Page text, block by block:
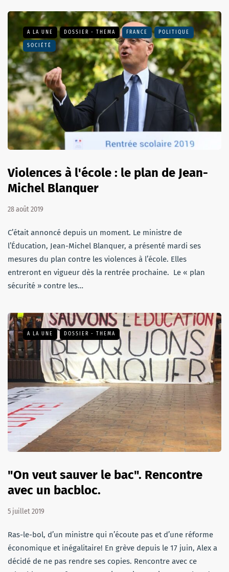
A LA UNE DOSSIER - THEMA FRANCE POLITIQUE
SOCIÉTÉ
Violences à l'école : le plan de Jean-
Michel Blanquer
28 août 2019
C’était annoncé depuis un moment. Le ministre de
l’Éducation, Jean-Michel Blanquer, a présenté mardi ses
mesures du plan contre les violences à l’école. Elles
entreront en vigueur dès la rentrée prochaine. Le « plan
sécurité » contre les…
A LA UNE DOSSIER - THEMA
"On veut sauver le bac". Rencontre
avec un bacbloc.
5 juillet 2019
Ras-le-bol, d’un ministre qui n’écoute pas et d’une réforme
économique et inégalitaire! En grève depuis le 17 juin, Alex a
décidé de ne pas rendre ses copies. Rencontre avec ce